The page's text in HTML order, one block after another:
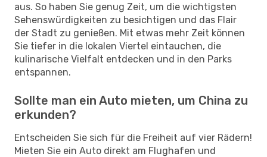
aus. So haben Sie genug Zeit, um die wichtigsten
Sehenswürdigkeiten zu besichtigen und das Flair
der Stadt zu genießen. Mit etwas mehr Zeit können
Sie tiefer in die lokalen Viertel eintauchen, die
kulinarische Vielfalt entdecken und in den Parks
entspannen.
Sollte man ein Auto mieten, um China zu
erkunden?
Entscheiden Sie sich für die Freiheit auf vier Rädern!
Mieten Sie ein Auto direkt am Flughafen und